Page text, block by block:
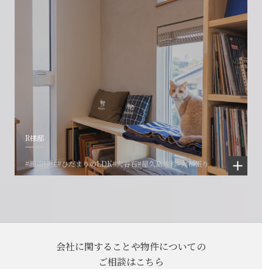
R様邸
#湘南移住#ひだまりのLDK#大谷石#屋久島地杉#大和張り
会社に関することや物件についての
ご相談はこちら